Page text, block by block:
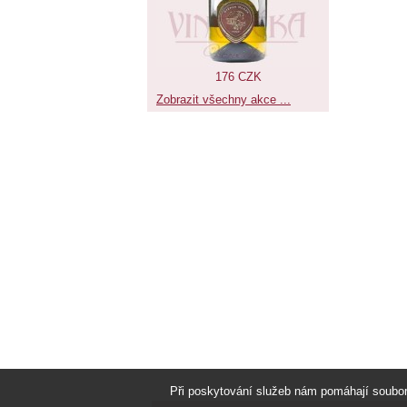
176 CZK
Zobrazit všechny akce ...
Při poskytování služeb nám pomáhají